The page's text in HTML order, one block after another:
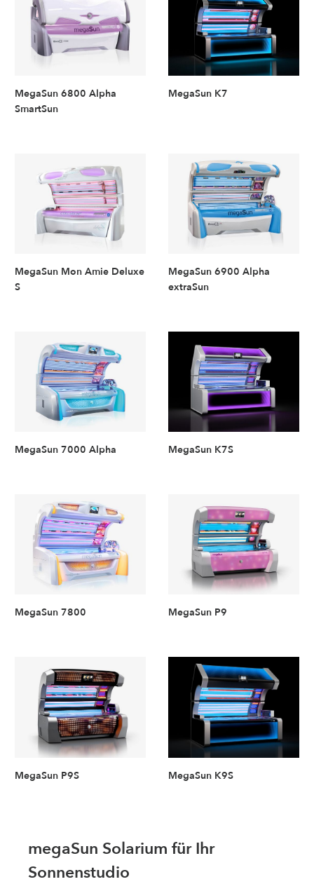
MegaSun 6800 Alpha
SmartSun
MegaSun K7
MegaSun Mon Amie Deluxe
S
MegaSun 6900 Alpha
extraSun
MegaSun 7000 Alpha MegaSun K7S
MegaSun 7800 MegaSun P9
MegaSun P9S MegaSun K9S
megaSun Solarium für Ihr
Sonnenstudio